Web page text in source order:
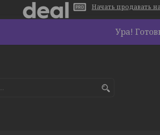
Начать продавать
Ура!